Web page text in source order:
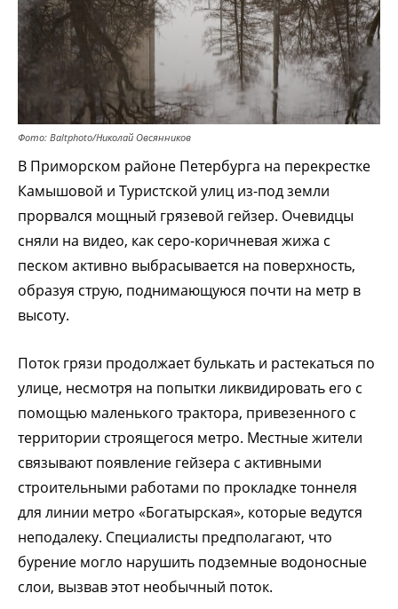
Фото: Baltphoto/Николай Овсянников
В Приморском районе Петербурга на перекрестке
Камышовой и Туристской улиц из-под земли
прорвался мощный грязевой гейзер. Очевидцы
сняли на видео, как серо-коричневая жижа с
песком активно выбрасывается на поверхность,
образуя струю, поднимающуюся почти на метр в
высоту.
Поток грязи продолжает булькать и растекаться по
улице, несмотря на попытки ликвидировать его с
помощью маленького трактора, привезенного с
территории строящегося метро. Местные жители
связывают появление гейзера с активными
строительными работами по прокладке тоннеля
для линии метро «Богатырская», которые ведутся
неподалеку. Специалисты предполагают, что
бурение могло нарушить подземные водоносные
слои, вызвав этот необычный поток.